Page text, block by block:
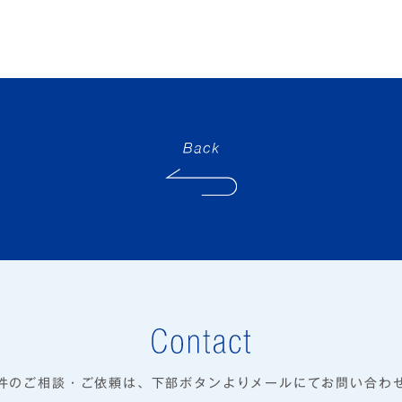
のご相談・ご依頼は、 下部ボタンよりメールにてお問い合わ